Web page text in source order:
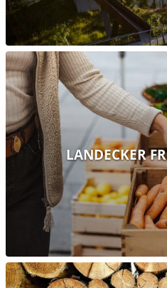
LANDECKER